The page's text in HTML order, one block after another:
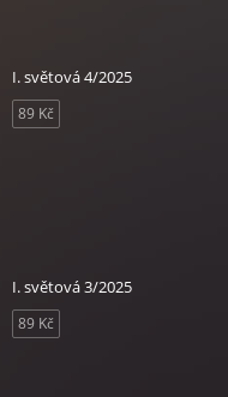
I. světová 4/2025
89 Kč
I. světová 3/2025
89 Kč